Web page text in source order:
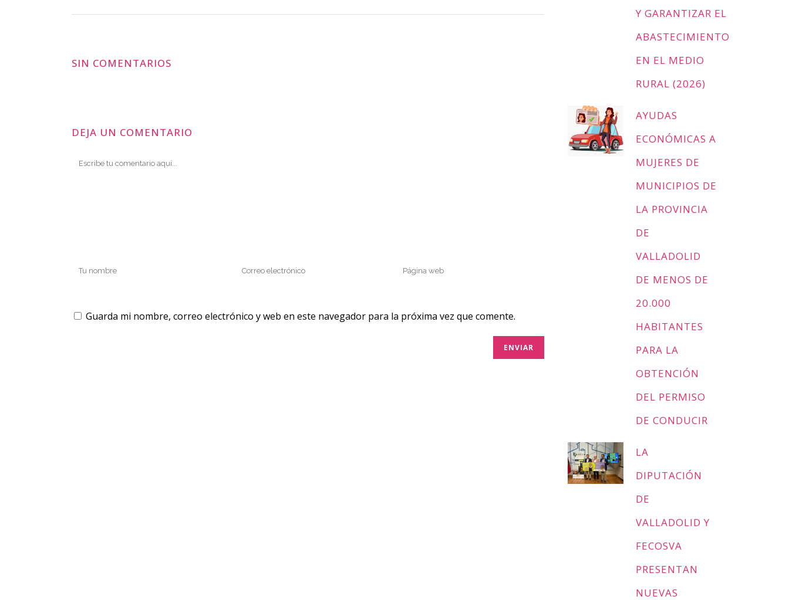
SIN COMENTARIOS
DEJA UN COMENTARIO
Guarda mi nombre, correo electrónico y web en este navegador para la próxima vez que comente.
Y GARANTIZAR EL
ABASTECIMIENTO
EN EL MEDIO
RURAL (2026)
AYUDAS
ECONÓMICAS A
MUJERES DE
MUNICIPIOS DE
LA PROVINCIA
DE
VALLADOLID
DE MENOS DE
20.000
HABITANTES
PARA LA
OBTENCIÓN
DEL PERMISO
DE CONDUCIR
LA
DIPUTACIÓN
DE
VALLADOLID Y
FECOSVA
PRESENTAN
NUEVAS